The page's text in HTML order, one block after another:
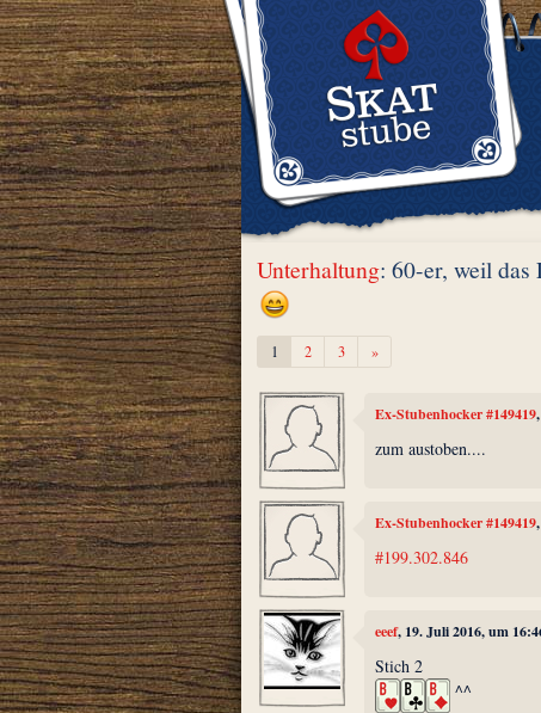
Unterhaltung: 60-er, weil das
1 2 3 »Weiter
Ex-Stubenhocker #149419
zum austoben....
Ex-Stubenhocker #149419
#199.302.846
eeef, 19. Juli 2016, um
Stich 2
^^